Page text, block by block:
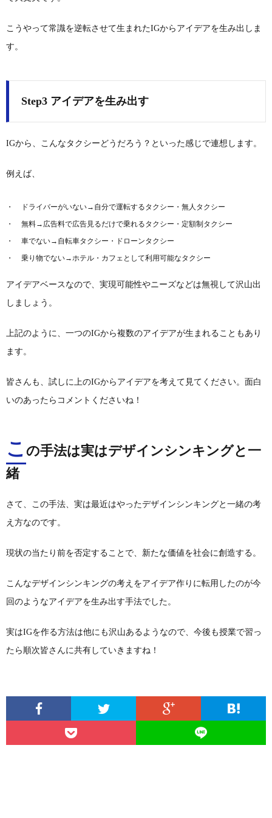
こうやって常識を逆転させて生まれたIGからアイデアを生み出しま
す。
Step3 アイデアを生み出す
IGから、こんなタクシーどうだろう？といった感じで連想します。
例えば、
ドライバーがいない→自分で運転するタクシー・無人タクシー
無料→広告料で広告見るだけで乗れるタクシー・定額制タクシー
車でない→自転車タクシー・ドローンタクシー
乗り物でない→ホテル・カフェとして利用可能なタクシー
アイデアベースなので、実現可能性やニーズなどは無視して沢山出
しましょう。
上記のように、一つのIGから複数のアイデアが生まれることもあり
ます。
皆さんも、試しに上のIGからアイデアを考えて見てください。面白
いのあったらコメントくださいね！
こ の手法は実はデザインシンキングと一
緒
さて、この手法、実は最近はやったデザインシンキングと一緒の考
え方なのです。
現状の当たり前を否定することで、新たな価値を社会に創造する。
こんなデザインシンキングの考えをアイデア作りに転用したのが今
回のようなアイデアを生み出す手法でした。
実はIGを作る方法は他にも沢山あるようなので、今後も授業で習っ
たら順次皆さんに共有していきますね！